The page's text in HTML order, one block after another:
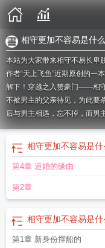
相守更加不容易是什
本站为大家带来相守不易长卑
作者“天上飞鱼”近期原创的一
解下！穿越之入赘豪门——相
不被男主的父亲待见，为此要
后与男主相遇，忘不掉，而男
的意思长相厮守而不厌烦什
相守不离是什么意思 相守
难 相守不离的意思
依不容易是什么歌相守不容
一句是什么
相守更加不容易是什
第4章 逼婚的缘由
第2章
相守更加不容易是什
第1章 新身份撑船的